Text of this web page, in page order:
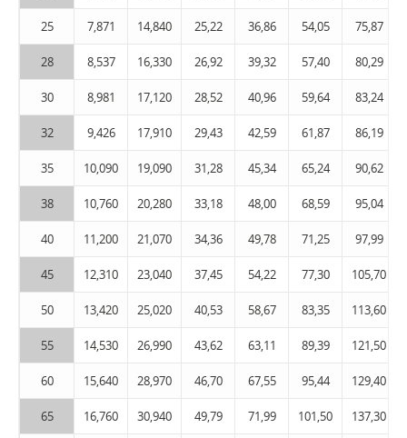
25 7,871 14,840 25,22 36,86 54,05 75,87
28 8,537 16,330 26,92 39,32 57,40 80,29
30 8,981 17,120 28,52 40,96 59,64 83,24
32 9,426 17,910 29,43 42,59 61,87 86,19
35 10,090 19,090 31,28 45,34 65,24 90,62
38 10,760 20,280 33,18 48,00 68,59 95,04
40 11,200 21,070 34,36 49,78 71,25 97,99
45 12,310 23,040 37,45 54,22 77,30 105,70
50 13,420 25,020 40,53 58,67 83,35 113,60
55 14,530 26,990 43,62 63,11 89,39 121,50
60 15,640 28,970 46,70 67,55 95,44 129,40
65 16,760 30,940 49,79 71,99 101,50 137,30